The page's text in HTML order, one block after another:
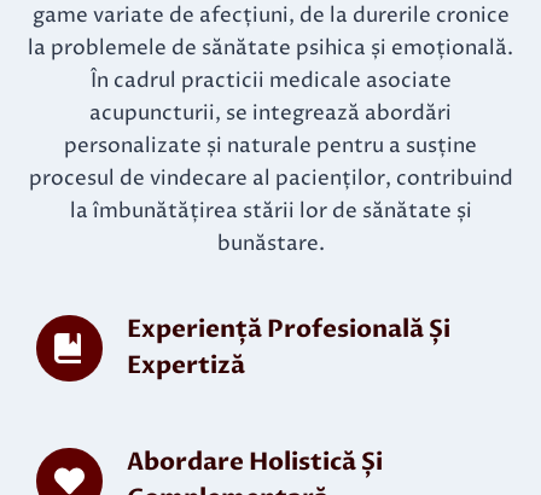
game variate de afecțiuni, de la durerile cronice
la problemele de sănătate psihica și emoțională.
În cadrul practicii medicale asociate
acupuncturii, se integrează abordări
personalizate și naturale pentru a susține
procesul de vindecare al pacienților, contribuind
la îmbunătățirea stării lor de sănătate și
bunăstare.
Experiență Profesională Și
Expertiză
Abordare Holistică Și